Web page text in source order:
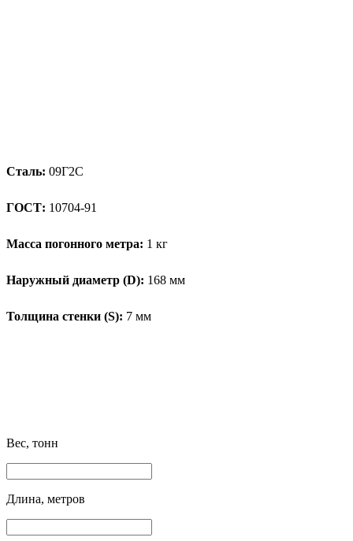
Сталь: 09Г2С
ГОСТ: 10704-91
Масса погонного метра: 1 кг
Наружный диаметр (D): 168 мм
Толщина стенки (S): 7 мм
Вес, тонн
Длина, метров